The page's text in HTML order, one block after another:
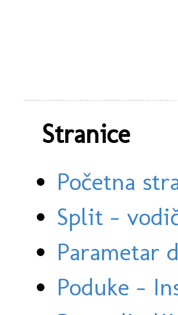
Stranice
Početna
Split -
Parametar
Poduke -